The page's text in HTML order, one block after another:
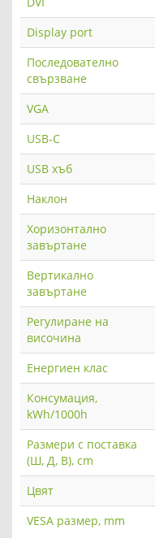
Display port
Последователно
свързване
VGA
USB-C
USB хъб
Наклон
Хоризонтално
завъртане
Вертикално
завъртане
Регулиране на
височина
Енергиен клас
Консумация,
kWh/1000h
Размери с поставка
(Ш, Д, В), cm
Цвят
VESA размер, mm